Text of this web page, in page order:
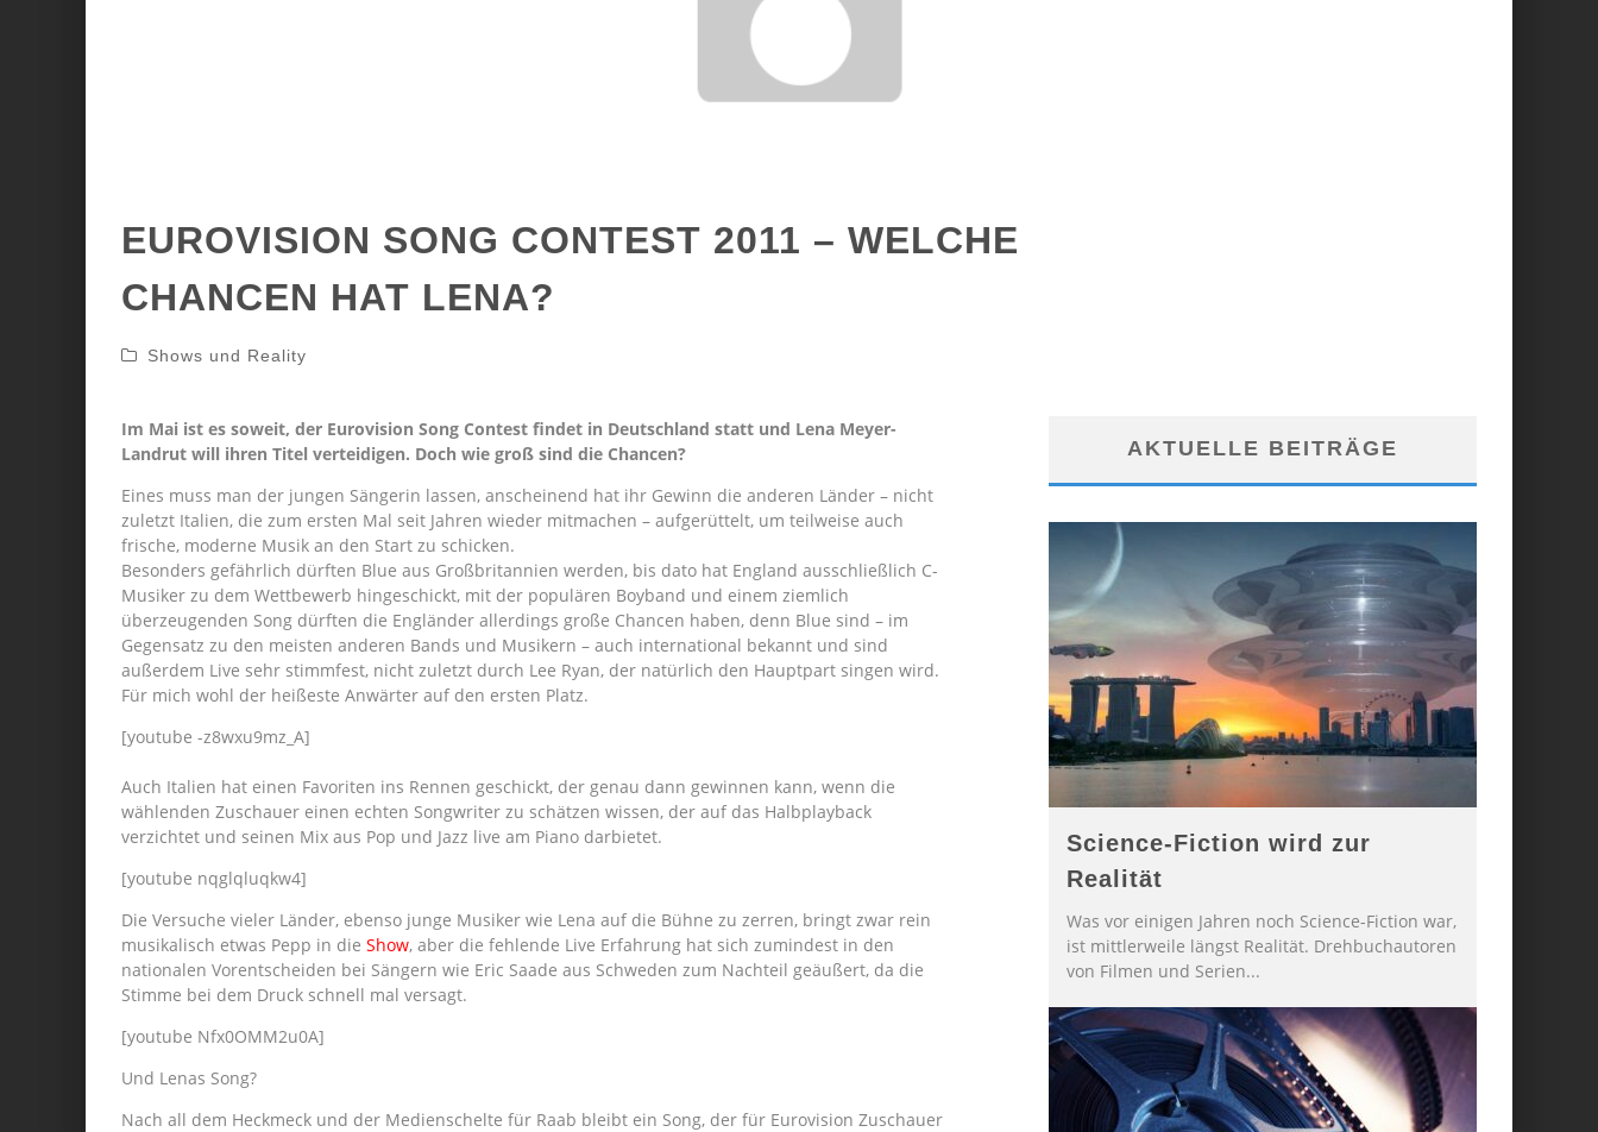
EUROVISION SONG CONTEST 2011 – WELCHE
CHANCEN HAT LENA?
Shows und Reality
Im Mai ist es soweit, der Eurovision Song Contest findet in Deutschland statt und Lena Meyer-
Landrut will ihren Titel verteidigen. Doch wie groß sind die Chancen?
Eines muss man der jungen Sängerin lassen, anscheinend hat ihr Gewinn die anderen Länder – nicht
zuletzt Italien, die zum ersten Mal seit Jahren wieder mitmachen – aufgerüttelt, um teilweise auch
frische, moderne Musik an den Start zu schicken.
Besonders gefährlich dürften Blue aus Großbritannien werden, bis dato hat England ausschließlich C-
Musiker zu dem Wettbewerb hingeschickt, mit der populären Boyband und einem ziemlich
überzeugenden Song dürften die Engländer allerdings große Chancen haben, denn Blue sind – im
Gegensatz zu den meisten anderen Bands und Musikern – auch international bekannt und sind
außerdem Live sehr stimmfest, nicht zuletzt durch Lee Ryan, der natürlich den Hauptpart singen wird.
Für mich wohl der heißeste Anwärter auf den ersten Platz.
[youtube -z8wxu9mz_A]
Auch Italien hat einen Favoriten ins Rennen geschickt, der genau dann gewinnen kann, wenn die
wählenden Zuschauer einen echten Songwriter zu schätzen wissen, der auf das Halbplayback
verzichtet und seinen Mix aus Pop und Jazz live am Piano darbietet.
[youtube nqglqluqkw4]
Die Versuche vieler Länder, ebenso junge Musiker wie Lena auf die Bühne zu zerren, bringt zwar rein
musikalisch etwas Pepp in die Show, aber die fehlende Live Erfahrung hat sich zumindest in den
nationalen Vorentscheiden bei Sängern wie Eric Saade aus Schweden zum Nachteil geäußert, da die
Stimme bei dem Druck schnell mal versagt.
[youtube Nfx0OMM2u0A]
Und Lenas Song?
Nach all dem Heckmeck und der Medienschelte für Raab bleibt ein Song, der für Eurovision Zuschauer
AKTUELLE BEITRÄGE
Science-Fiction wird zur
Realität
Was vor einigen Jahren noch Science-Fiction war,
ist mittlerweile längst Realität. Drehbuchautoren
von Filmen und Serien...